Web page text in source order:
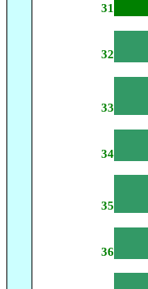
31
32
33
34
35
36